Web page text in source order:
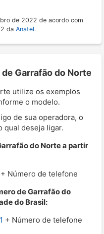
de 2022 de acordo com
da Anatel.
Garrafão do Norte
utilize os exemplos
o modelo.
de sua operadora, o
qual deseja ligar.
do Norte a partir
+ Número de telefone
de Garrafão do
do Brasil:
+ Número de telefone